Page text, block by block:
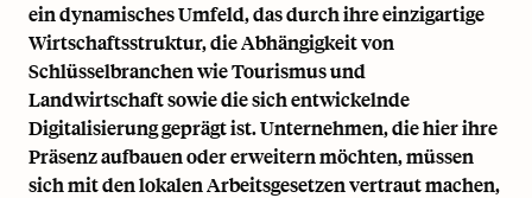
ein dynamisches Umfeld, das durch ihre einzigartige
Wirtschaftsstruktur, die Abhängigkeit von
Schlüsselbranchen wie Tourismus und
Landwirtschaft sowie die sich entwickelnde
Digitalisierung geprägt ist. Unternehmen, die hier ihre
Präsenz aufbauen oder erweitern möchten, müssen
sich mit den lokalen Arbeitsgesetzen vertraut machen,